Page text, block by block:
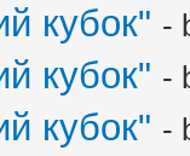
кубок" -
кубок" -
кубок" -